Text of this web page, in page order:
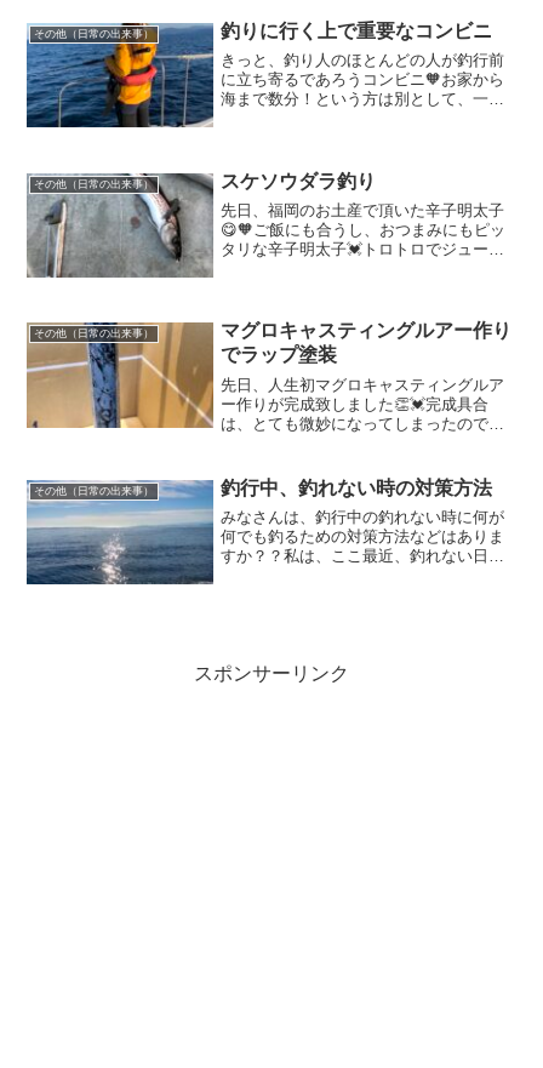
りました🥲🥲しかも、ちょ...
その他（日常の出来事） 釣りに行く上で重要なコンビニ
きっと、釣り人のほとんどの人が釣行前
に立ち寄るであろうコンビニ🧡お家から
海まで数分！という方は別として、一時
もトイレ...
その他（日常の出来事） スケソウダラ釣り
先日、福岡のお土産で頂いた辛子明太子
😋🧡ご飯にも合うし、おつまみにもピッ
タリな辛子明太子💓トロトロでジューシ
マダラは、船釣りでよ...
その他（日常の出来事）
マグロキャスティングルアー作り
でラップ塗装
先日、人生初マグロキャスティングルア
ー作りが完成致しました👏💓完成具合
は、とても微妙になってしまったのです
来栄えとはいえ、人生で初めて作ったル
アー🎣💓まずは、しっかりと...
その他（日常の出来事） 釣行中、釣れない時の対策方法
みなさんは、釣行中の釣れない時に何が
何でも釣るための対策方法などはありま
すか？？私は、ここ最近、釣れない日の
スポンサーリンク